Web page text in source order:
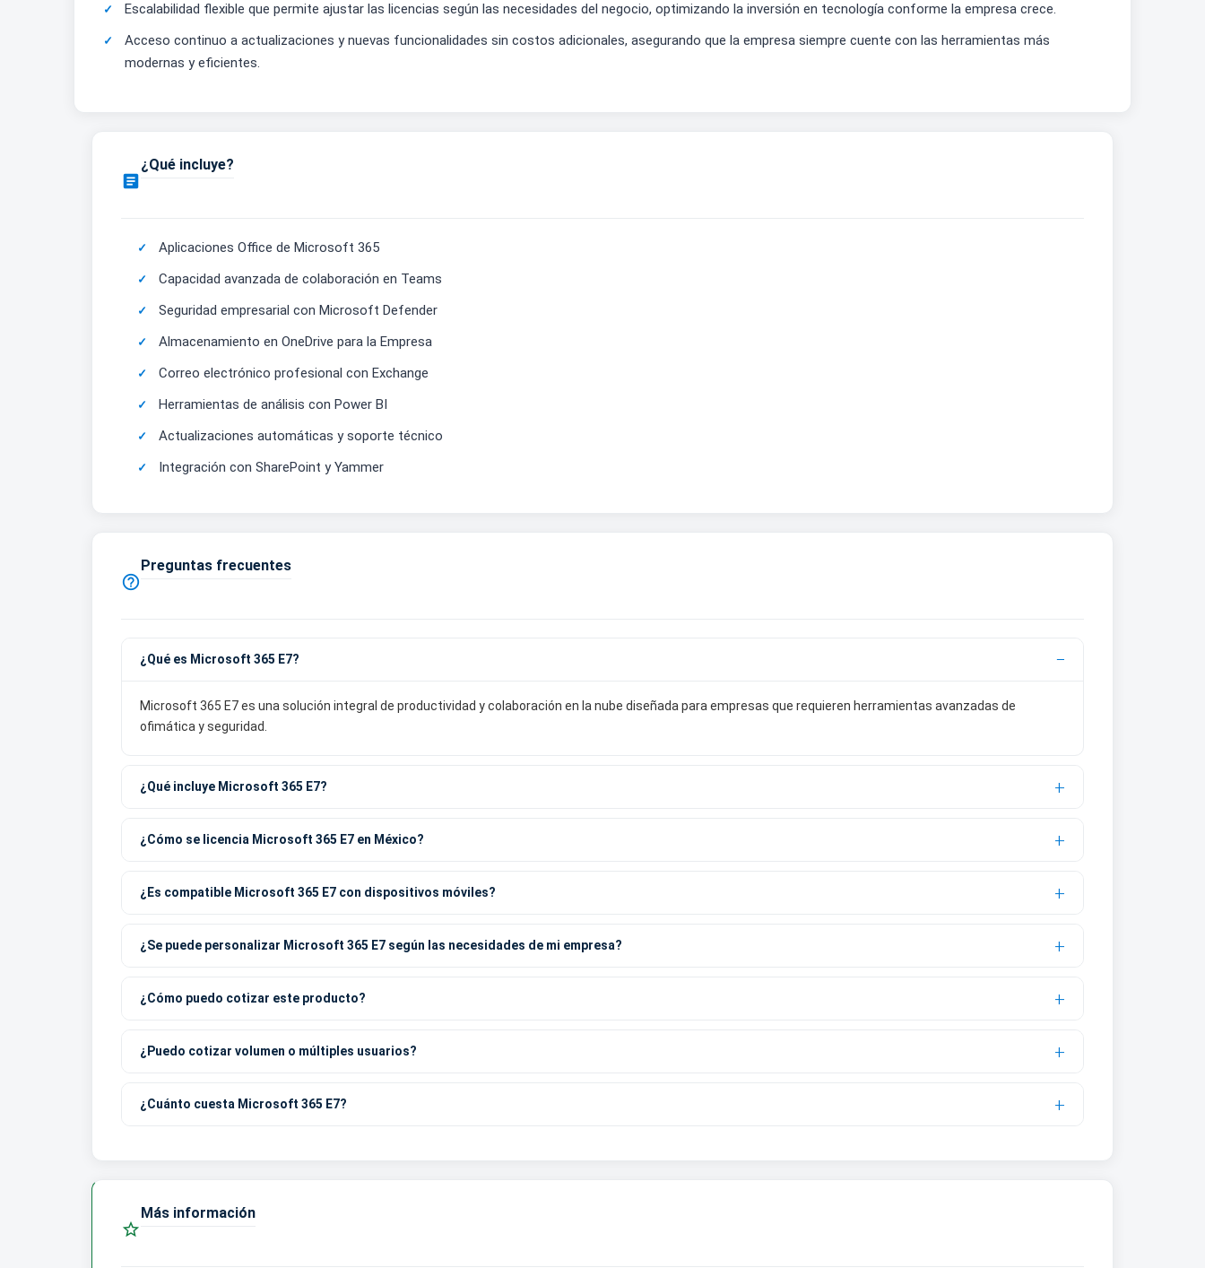
Escalabilidad flexible que permite ajustar las licencias según las necesidades del negocio, optimizando la inversión en tecnología conforme la empresa crece.
Acceso continuo a actualizaciones y nuevas funcionalidades sin costos adicionales, asegurando que la empresa siempre cuente con las herramientas más
modernas y eficientes.

¿Qué incluye?
Aplicaciones Office de Microsoft 365
Capacidad avanzada de colaboración en Teams
Seguridad empresarial con Microsoft Defender
Almacenamiento en OneDrive para la Empresa
Correo electrónico profesional con Exchange
Herramientas de análisis con Power BI
Actualizaciones automáticas y soporte técnico
Integración con SharePoint y Yammer

Preguntas frecuentes
¿Qué es Microsoft 365 E7?
Microsoft 365 E7 es una solución integral de productividad y colaboración en la nube diseñada para empresas que requieren herramientas avanzadas de
ofimática y seguridad.
¿Qué incluye Microsoft 365 E7?
¿Cómo se licencia Microsoft 365 E7 en México?
¿Es compatible Microsoft 365 E7 con dispositivos móviles?
¿Se puede personalizar Microsoft 365 E7 según las necesidades de mi empresa?
¿Cómo puedo cotizar este producto?
¿Puedo cotizar volumen o múltiples usuarios?
¿Cuánto cuesta Microsoft 365 E7?

Más información